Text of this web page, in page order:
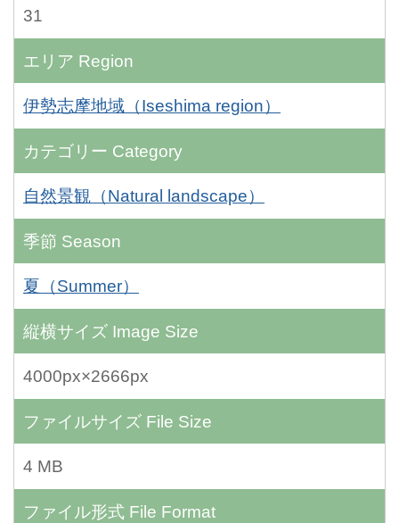
31
エリア Region
伊勢志摩地域（Iseshima region）
カテゴリー Category
自然景観（Natural landscape）
季節 Season
夏（Summer）
縦横サイズ Image Size
4000px×2666px
ファイルサイズ File Size
4 MB
ファイル形式 File Format